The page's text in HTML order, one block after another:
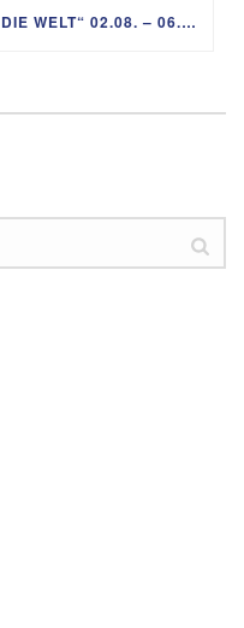
PREDIGTREIHE „MIT GOTT UM DIE WELT“ 02.08. – 06.09.